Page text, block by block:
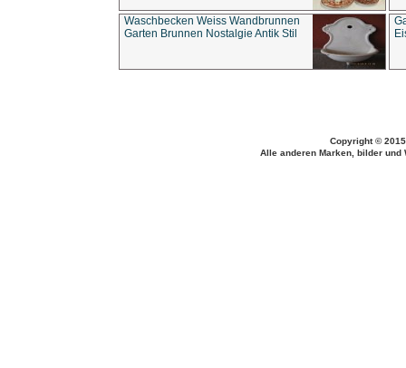
Waschbecken Weiss Wandbrunnen
Garten Brunnen Nostalgie Antik Stil
Copyright ©
Alle anderen Marken, bilder und